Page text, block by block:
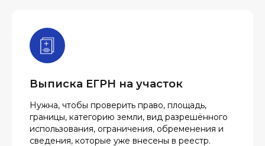
Выписка ЕГРН на участок
Нужна, чтобы проверить право, площадь,
границы, категорию земли, вид разрешённого
использования, ограничения, обременения и
сведения, которые уже внесены в реестр.